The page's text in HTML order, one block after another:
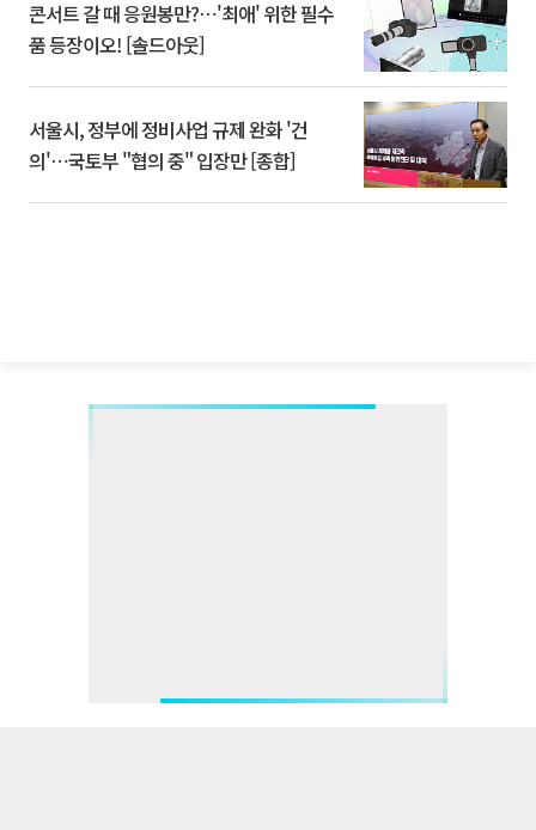
콘서트 갈 때 응원봉만?⋯'최애' 위한 필수
품 등장이오! [솔드아웃]
서울시, 정부에 정비사업 규제 완화 '건
의'⋯국토부 "협의 중" 입장만 [종합]